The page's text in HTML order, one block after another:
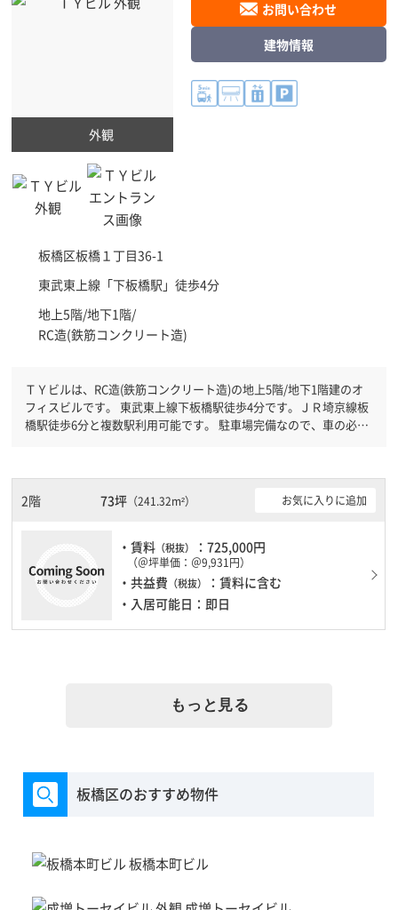
外観
板橋区板橋１丁目36-1
東武東上線「下板橋駅 」徒歩4分
地上5階/地下1階/
RC造(鉄筋コンクリート造)
お問い合わせ
建物情報
ＴＹビルは、RC造(鉄筋コンクリート造)の地上5階/地下1階建のオ
フィスビルです。 東武東上線下板橋駅徒歩4分です。ＪＲ埼京線板
橋駅徒歩6分と複数駅利用可能です。 駐車場完備なので、車の必要
2階 73坪 （241.32m²） お気に入りに追加
・賃料 （税抜） ：725,000円
（＠坪単価：＠9,931円）
・共益費 （税抜）
：賃料に含む
・入居可能日：即日
もっと見る
板橋区のおすすめ物件
板橋本町ビル